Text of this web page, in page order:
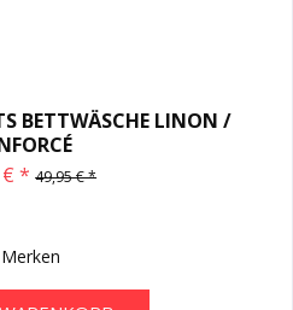
BETTWÄSCHE LINON /
€ * 49,95 € *
Merken